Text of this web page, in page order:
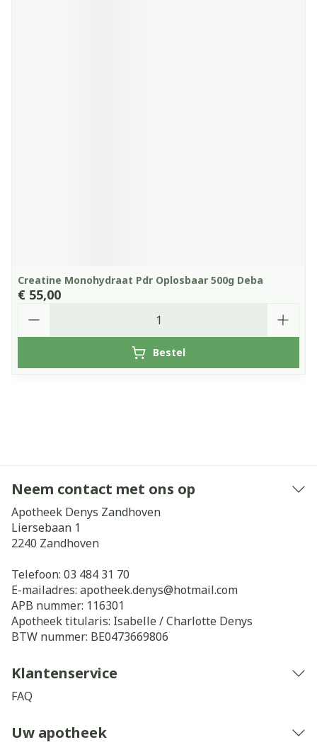
Creatine Monohydraat Pdr Oplosbaar 500g Deba
€ 55,00
Bestel
Neem contact met ons op
Apotheek Denys Zandhoven
Liersebaan 1
2240 Zandhoven
Telefoon: 03 484 31 70
E-mailadres: apotheek.denys@hotmail.com
APB nummer: 116301
Apotheek titularis: Isabelle / Charlotte Denys
BTW nummer: BE0473669806
Klantenservice
FAQ
Uw apotheek